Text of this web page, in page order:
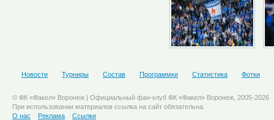
Новости Турниры Состав Программки Статистика Фотки
© ФК «Факел» Воронеж | Официальный фан-клуб ФК «Факел» Воронеж, 2005-2026
При использовании материалов ссылка на сайт обязательна.
О нас
Реклама Ссылки